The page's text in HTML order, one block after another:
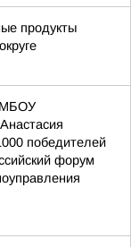
продукты
МБОУ
победителей
форум